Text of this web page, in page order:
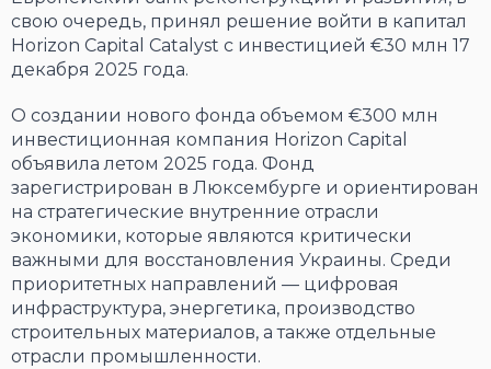
свою очередь, принял решение войти в капитал
Horizon Capital Catalyst с инвестицией €30 млн 17
декабря 2025 года.
О создании нового фонда объемом €300 млн
инвестиционная компания Horizon Capital
объявила летом 2025 года. Фонд
зарегистрирован в Люксембурге и ориентирован
на стратегические внутренние отрасли
экономики, которые являются критически
важными для восстановления Украины. Среди
приоритетных направлений — цифровая
инфраструктура, энергетика, производство
строительных материалов, а также отдельные
отрасли промышленности.